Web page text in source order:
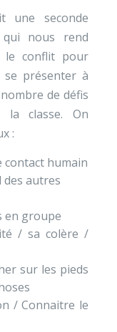
une seconde
nous rend
le conflit pour
présenter à
de défis
la classe. On
:
contact humain
des autres
en groupe
/ sa colère /
sur les pieds
/ Connaitre le